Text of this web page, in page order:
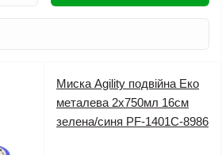
Миска Agility подвійна Еко
металева 2х750мл 16см
зелена/синя PF-1401С-8986